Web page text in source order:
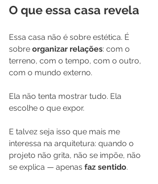
O que essa casa revela
Essa casa não é sobre estética. É
sobre organizar relações: com o
terreno, com o tempo, com o outro,
com o mundo externo.
Ela não tenta mostrar tudo. Ela
escolhe o que expor.
E talvez seja isso que mais me
interessa na arquitetura: quando o
projeto não grita, não se impõe, não
se explica — apenas faz sentido.